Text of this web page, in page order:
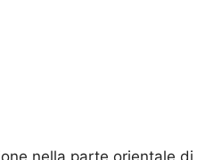
nella parte orientale di